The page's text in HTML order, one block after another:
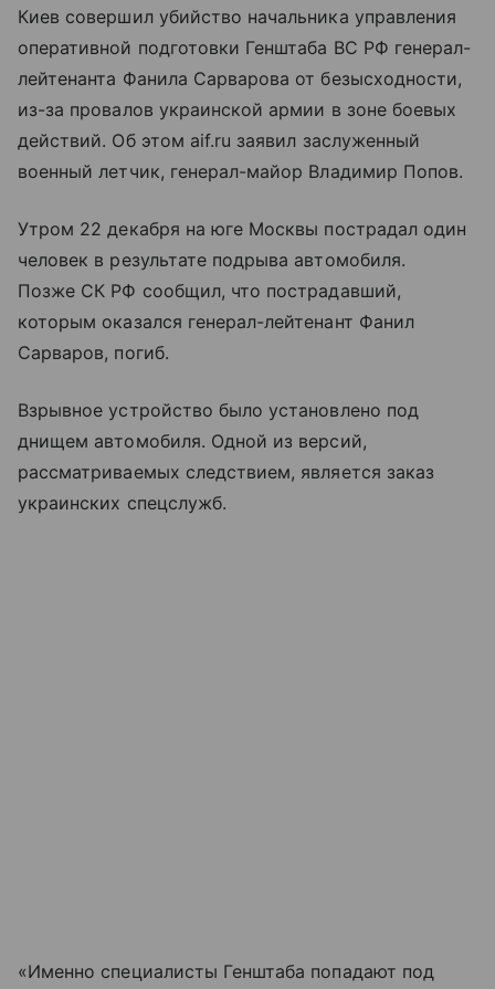
Киев совершил убийство начальника управления
оперативной подготовки Генштаба ВС РФ генерал-
лейтенанта Фанила Сарварова от безысходности,
из-за провалов украинской армии в зоне боевых
действий. Об этом aif.ru заявил заслуженный
военный летчик, генерал-майор Владимир Попов.
Утром 22 декабря на юге Москвы пострадал один
человек в результате подрыва автомобиля.
Позже СК РФ сообщил, что пострадавший,
которым оказался генерал-лейтенант Фанил
Сарваров, погиб.
Взрывное устройство было установлено под
днищем автомобиля. Одной из версий,
рассматриваемых следствием, является заказ
украинских спецслужб.
«Именно специалисты Генштаба попадают под